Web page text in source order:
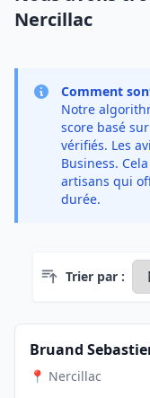
Nercillac
Comment
Notre
score basé
vérifiés. Les
Business.
artisans qui
durée.
Trier par :
Bruand
📍 Nercillac